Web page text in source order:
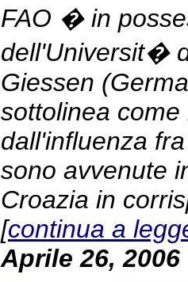
FAO � in
dell'Universit�
Giessen
sottolinea
dall'influenza
sono avvenute
Croazia in
[continua a
Aprile 26, 2006